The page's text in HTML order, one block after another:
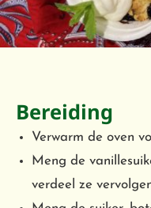
Bereiding
Verwarm de oven
Meng de
verdeel ze